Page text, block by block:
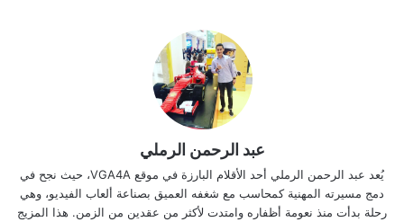
عبد الرحمن الرملي
يُعد عبد الرحمن الرملي أحد الأقلام البارزة في موقع VGA4A، حيث نجح في
دمج مسيرته المهنية كمحاسب مع شغفه العميق بصناعة ألعاب الفيديو، وهي
رحلة بدأت منذ نعومة أظفاره وامتدت لأكثر من عقدين من الزمن. هذا المزيج